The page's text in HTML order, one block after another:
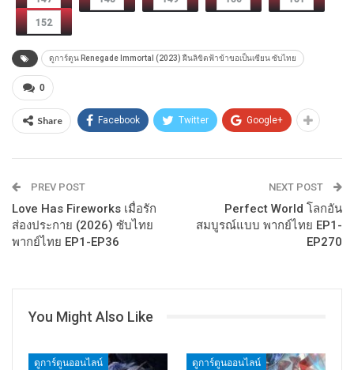
152
ดูการ์ตูน Renegade Immortal (2023) ฝืนลิขิตฟ้าข้าขอเป็นเซียน ซับไทย
0
Share Facebook Twitter Google+
PREV POST
Love Has Fireworks เมื่อรัก
ส่องประกาย (2026) ซับไทย
พากย์ไทย EP1-EP36
NEXT POST
Perfect World โลกอัน
สมบูรณ์แบบ พากย์ไทย EP1-
EP270
You Might Also Like
ดูการ์ตูนออนไลน์ ดูการ์ตูนออนไลน์